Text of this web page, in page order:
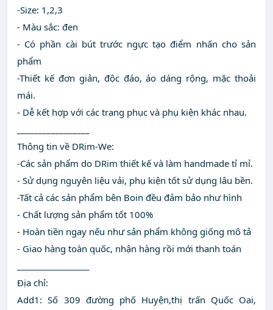
-Size: 1,2,3
- Màu sắc: đen
- Có phần cài bút trước ngực tạo điểm nhấn cho sản
phẩm
-Thiết kế đơn giản, độc đáo, áo dáng rộng, mặc thoải
mái.
- Dễ kết hợp với các trang phục và phụ kiện khác nhau.
Thông tin về DRim-We:
-Các sản phẩm do DRim thiết kế và làm handmade tỉ mỉ.
- Sử dụng nguyên liệu vải, phụ kiện tốt sử dụng lâu bền.
-Tất cả các sản phẩm bên Boin đều đảm bảo như hình
- Chất lượng sản phẩm tốt 100%
- Hoàn tiền ngay nếu như sản phẩm không giống mô tả
- Giao hàng toàn quốc, nhận hàng rồi mới thanh toán
Địa chỉ:
Add1: Số 309 đường phố Huyện,thị trấn Quốc Oai,